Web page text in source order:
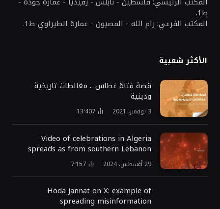
ط1.
المكتب الفرعي: رام الله - المصيون - عمارة الطيراوي-ط1.
الأكثر شعبية
قصة فتاة غطاس .. مغالطات تاريخية
ودينية
3 نوفمبر، 2021 13٬407
Video of celebrations in Algeria
spreads as from southern Lebanon
29 أغسطس، 2024 7٬157
Hoda Jannat on X: example of
spreading misinformation